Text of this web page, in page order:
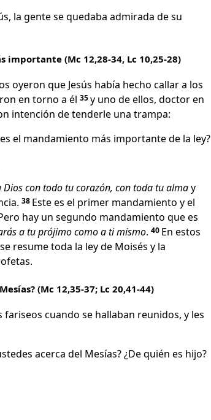
la gente se quedaba admirada de su
importante (Mc 12,28-34, Lc 10,25-28)
oyeron que Jesús había hecho callar a los
en torno a él 35y uno de ellos, doctor en
intención de tenderle una trampa:
el mandamiento más importante de la ley?
Dios con todo tu corazón, con toda tu almay
38 Este es el primer mandamiento y el
hay un segundo mandamiento que es
a tu prójimo como a ti mismo. 40 En estos
resume toda la ley de Moisés y la
(Mc 12,35-37; Lc 20,41-44)
fariseos cuando se hallaban reunidos, y les
acerca del Mesías? ¿De quién es hijo?